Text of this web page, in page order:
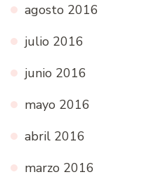
agosto 2016
julio 2016
junio 2016
mayo 2016
abril 2016
marzo 2016